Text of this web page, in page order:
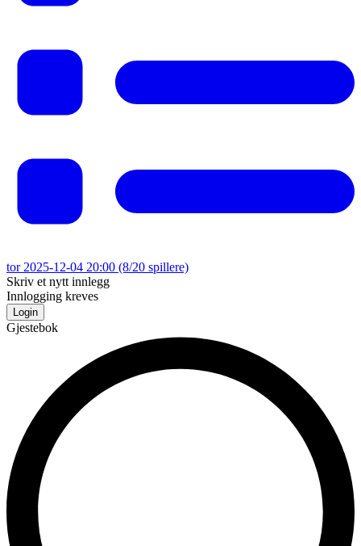
tor 2025-12-04 20:00 (8/20 spillere)
Skriv et nytt innlegg
Innlogging kreves
Login
Gjestebok